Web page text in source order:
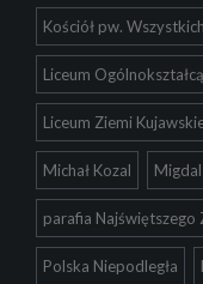
Kościół pw.
Liceum
Liceum Ziemi
Michał Kozal
parafia Najświętszego
Polska Niepodległa